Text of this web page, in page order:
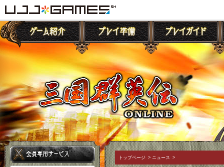
トップページ > ニュース >